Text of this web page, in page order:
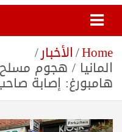
Home الأخبار
المانيا / هجوم
هامبورغ: إصابة